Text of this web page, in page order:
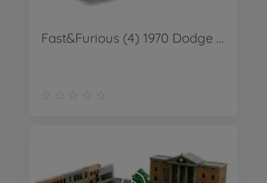
Fast&Furious (4) 1970 Dodge Charger 1:24